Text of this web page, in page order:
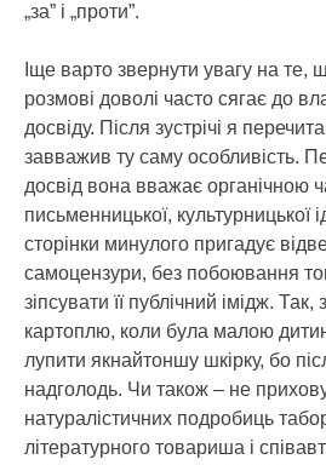
„за” і „проти”.
Іще варто звернути увагу на
розмові доволі часто сягає до
досвіду. Після зустрічі я
завважив ту саму особливість.
досвід вона вважає органічною
письменницької, культурницької
сторінки минулого пригадує
самоцензури, без побоювання
зіпсувати її публічний імідж.
картоплю, коли була малою
лупити якнайтоншу шкірку, бо
надголодь. Чи також – не
натуралістичних подробиць
літературного товариша і